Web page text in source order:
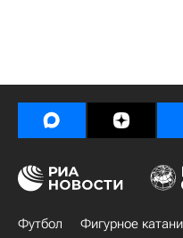
Футбол Фигурное